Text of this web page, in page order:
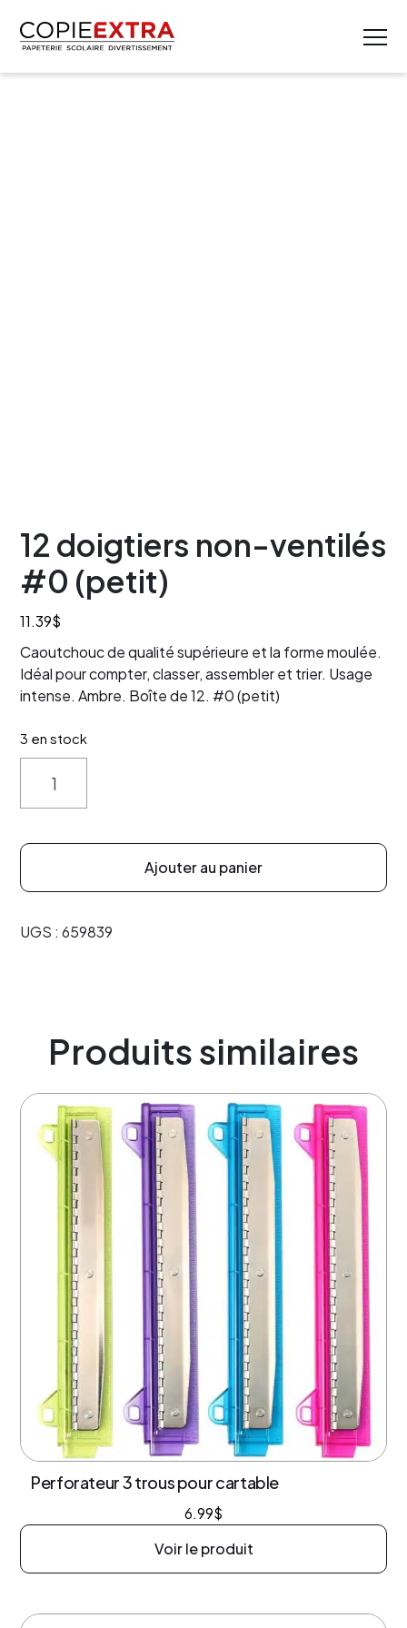
12 doigtiers non-ventilés
#0 (petit)
11.39$
Caoutchouc de qualité supérieure et la forme moulée.
Idéal pour compter, classer, assembler et trier. Usage
intense. Ambre. Boîte de 12. #0 (petit)
3 en stock
Ajouter au panier
UGS : 659839
Produits similaires
Perforateur 3 trous pour cartable
6.99$
Voir le produit